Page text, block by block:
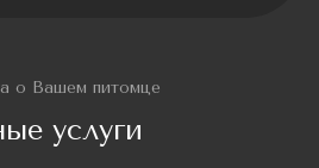
о Вашем питомце
услуги